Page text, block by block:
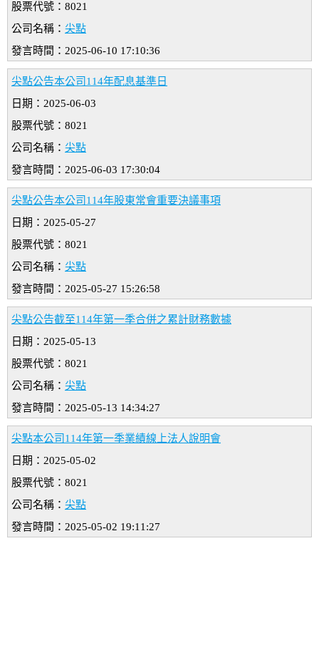
股票代號：8021
公司名稱： 尖點
發言時間：2025-06-10 17:10:36
尖點公告本公司114年配息基準日
日期：2025-06-03
股票代號：8021
公司名稱： 尖點
發言時間：2025-06-03 17:30:04
尖點公告本公司114年股東常會重要決議事項
日期：2025-05-27
股票代號：8021
公司名稱： 尖點
發言時間：2025-05-27 15:26:58
尖點公告截至114年第一季合併之累計財務數據
日期：2025-05-13
股票代號：8021
公司名稱： 尖點
發言時間：2025-05-13 14:34:27
尖點本公司114年第一季業績線上法人說明會
日期：2025-05-02
股票代號：8021
公司名稱： 尖點
發言時間：2025-05-02 19:11:27